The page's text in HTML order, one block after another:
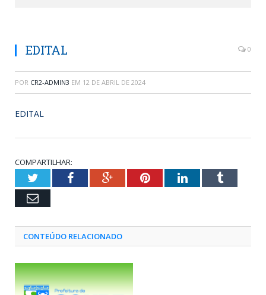
EDITAL 0
POR CR2-ADMIN3 EM 12 DE ABRIL DE 2024
EDITAL
COMPARTILHAR:
TwitterFacebookGoogle+PinterestLinkedInTumblr
Email
CONTEÚDO RELACIONADO